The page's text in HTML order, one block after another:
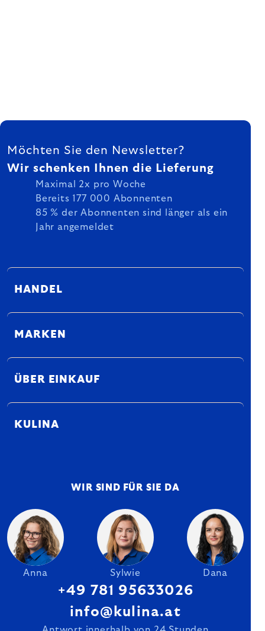
FUSSZEILE
Möchten Sie den Newsletter?
Wir schenken Ihnen die Lieferung
Maximal 2x pro Woche
Bereits 177 000 Abonnenten
85 % der Abonnenten sind länger als ein
Jahr angemeldet
HANDEL
MARKEN
ÜBER EINKAUF
KULINA
WIR SIND FÜR SIE DA
Anna Sylwie Dana
+49 781 95633026
info@kulina.at